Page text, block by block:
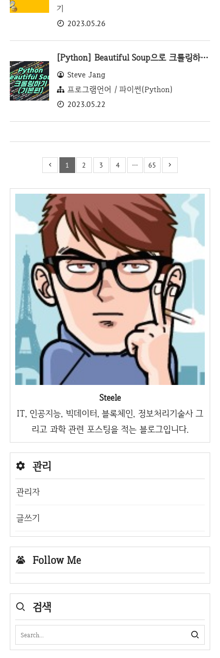
기
2023.05.26
[Python] Beautiful Soup으로 크롤링하기 (기본편)
Steve Jang
프로그램언어 / 파이썬(Python)
2023.05.22
1 2 3 4 ··· 65
Steele
IT, 인공지능, 빅데이터, 블록체인, 정보처리기술사 그
리고 과학 관련 포스팅을 적는 블로그입니다.
관리
관리자
글쓰기
Follow Me
검색